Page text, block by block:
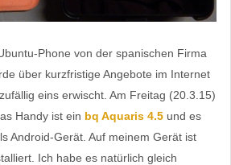
Phone von der spanischen Firma
über kurzfristige Angebote im Internet
eins erwischt. Am Freitag (20.3.15)
Handy ist ein bq Aquaris 4.5 und es
Android-Gerät. Auf meinem Gerät ist
Ich habe es natürlich gleich